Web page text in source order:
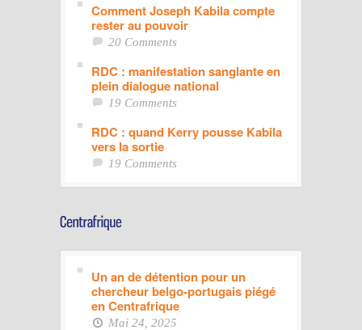
Comment Joseph Kabila compte
rester au pouvoir
20 Comments
RDC : manifestation sanglante en
plein dialogue national
19 Comments
RDC : quand Kerry pousse Kabila
vers la sortie
19 Comments
Un an de détention pour un
chercheur belgo-portugais piégé
en Centrafrique
Mai 24, 2025